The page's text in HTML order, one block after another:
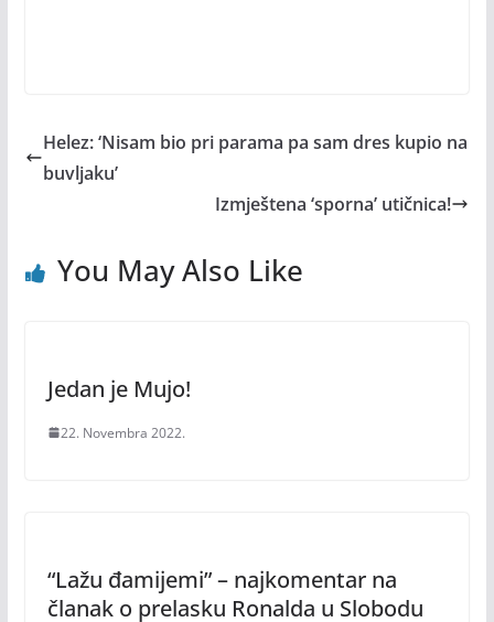
Helez: ‘Nisam bio pri parama pa sam dres kupio na
buvljaku’
Izmještena ‘sporna’ utičnica!
You May Also Like
Jedan je Mujo!
22. Novembra 2022.
“Lažu đamijemi” – najkomentar na
članak o prelasku Ronalda u Slobodu